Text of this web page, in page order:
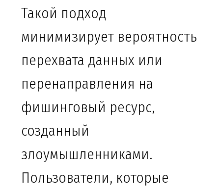
Такой подход
минимизирует вероятность
перехвата данных или
перенаправления на
фишинговый ресурс,
созданный
злоумышленниками.
Пользователи, которые